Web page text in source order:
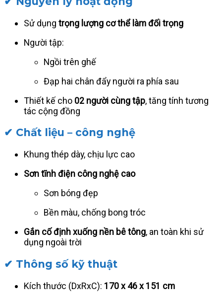
Sử dụng trọng lượng cơ thể làm đối trọng
Người tập:
Ngồi trên ghế
Đạp hai chân đẩy người ra phía sau
Thiết kế cho 02 người cùng tập, tăng tính tương
tác cộng đồng
✔ Chất liệu – công nghệ
Khung thép dày, chịu lực cao
Sơn tĩnh điện công nghệ cao
Sơn bóng đẹp
Bền màu, chống bong tróc
Gắn cố định xuống nền bê tông, an toàn khi sử
dụng ngoài trời
✔ Thông số kỹ thuật
Kích thước (DxRxC): 170 x 46 x 151 cm